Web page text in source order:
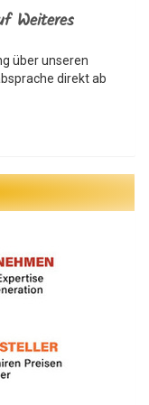
Weiteres
über unseren
direkt ab